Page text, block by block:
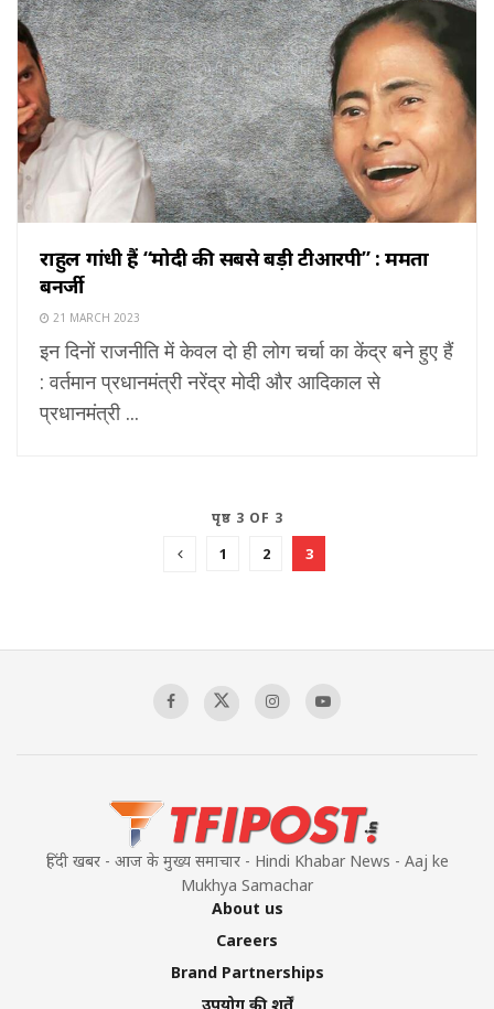
राहुल गांधी हैं “मोदी की सबसे बड़ी टीआरपी” : ममता
बनर्जी
21 MARCH 2023
इन दिनों राजनीति में केवल दो ही लोग चर्चा का केंद्र बने हुए हैं
: वर्तमान प्रधानमंत्री नरेंद्र मोदी और आदिकाल से
प्रधानमंत्री ...
पृष्ठ 3 OF 3
1 2 3
हिंदी खबर - आज के मुख्य समाचार - Hindi Khabar News - Aaj ke
Mukhya Samachar
About us
Careers
Brand Partnerships
उपयोग की शर्तें